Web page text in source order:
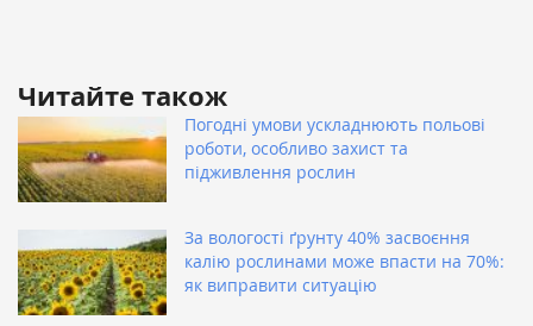
Читайте також
Погодні умови ускладнюють польові
роботи, особливо захист та
підживлення рослин
За вологості ґрунту 40% засвоєння
калію рослинами може впасти на 70%:
як виправити ситуацію